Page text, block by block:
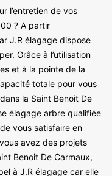
l’entretien de vos
? A partir
J.R élagage dispose
Grâce à l’utilisation
et à la pointe de la
totale pour vous
la Saint Benoit De
élagage arbre qualifiée
vous satisfaire en
avez des projets
Benoit De Carmaux,
à J.R élagage car elle